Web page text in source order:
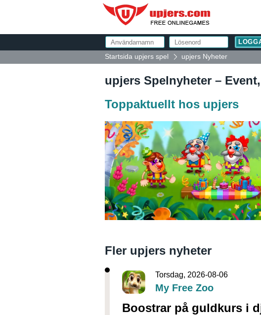
Startsida upjers spel
upjers Nyheter
upjers Spelnyheter –
Toppaktuellt hos upjers
Fler upjers nyheter
Torsdag, 2026-08-06
My Free Zoo
Boostrar på guldkurs i